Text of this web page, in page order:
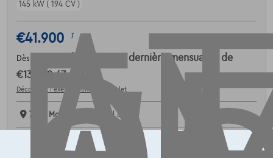
145 kW ( 194 CV )
€41.900 1
Dès
et une dernière mensualité de
€13.202,67
Découvrez l’exemple chiffré complet
7700 Mouscron, Novabil LC
Comparer